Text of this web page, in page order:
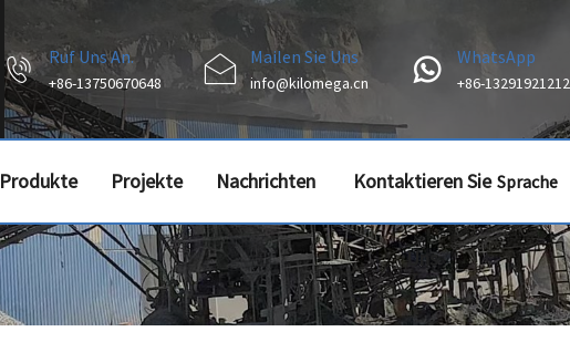
Ruf Uns An.
+86-13750670648
Mailen Sie Uns
info@kilomega.cn
WhatsApp
+86-13291921212
Produkte Projekte Nachrichten Kontaktieren Sie
Uns
Sprache